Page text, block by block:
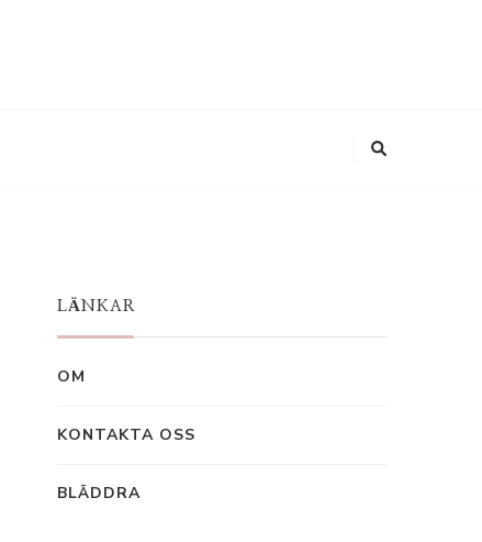
LÄNKAR
OM
KONTAKTA OSS
BLÄDDRA